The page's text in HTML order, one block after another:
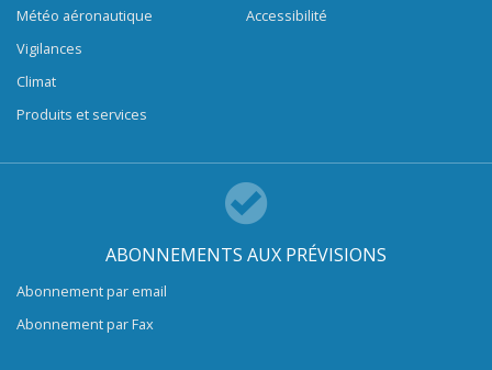
Météo aéronautique
Vigilances
Climat
Produits et services
Accessibilité
ABONNEMENTS AUX PRÉVISIONS
Abonnement par email
Abonnement par Fax